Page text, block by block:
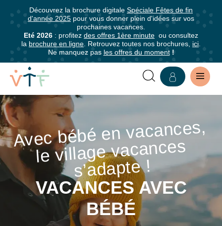
Découvrez la brochure digitale Spéciale Fêtes de fin
d'année 2025 pour vous donner plein d'idées sur vos
prochaines vacances.
Eté 2026 : profitez des offres 1ère minute ou consultez
la brochure en ligne . Retrouvez toutes nos brochures, ici
Ne manquez pas les offres du moment!
VACANCES
AVEC
BÉBÉ
Avec bébé en vacances,
le village vacances
s’adapte !
VACANCES AVEC
BÉBÉ
Abonnez-
vous
à
notre
newsletter
Abonnez-
vous
pour
être
informé·e
de
tous
avantages